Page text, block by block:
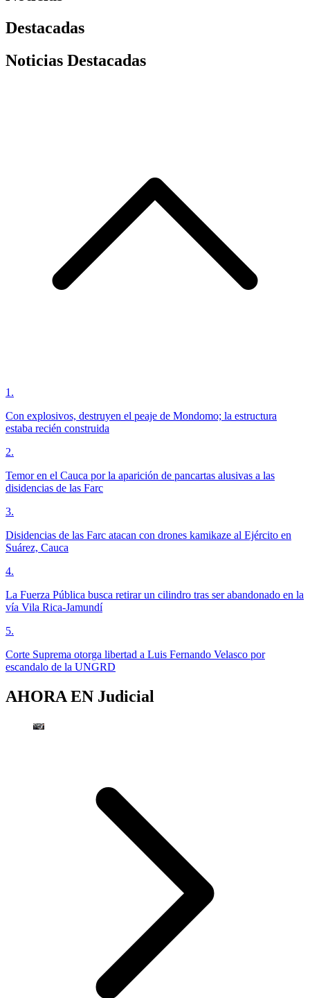
Destacadas
Noticias Destacadas
1 .
Con explosivos, destruyen el peaje de Mondomo; la estructura
estaba recién construida
2.
Temor en el Cauca por la aparición de pancartas alusivas a las
disidencias de las Farc
3.
Disidencias de las Farc atacan con drones kamikaze al Ejército en
Suárez, Cauca
4.
La Fuerza Pública busca retirar un cilindro tras ser abandonado en la
vía Vila Rica-Jamundí
5.
Corte Suprema otorga libertad a Luis Fernando Velasco por
escandalo de la UNGRD
AHORA EN Judicial